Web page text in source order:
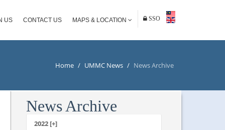
US CONTACT US MAPS & LOCATION SSO
Home / UMMC News / News Archive
News Archive
2022 [+]